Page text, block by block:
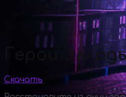
Герои
Скачать